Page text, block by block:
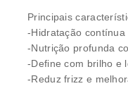
Principais
-Hidratação
-Nutrição profunda
-Define com brilho e
-Reduz frizz e